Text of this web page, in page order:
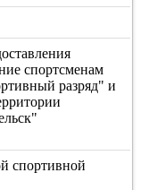
спортсменам
разряд" и
спортивной